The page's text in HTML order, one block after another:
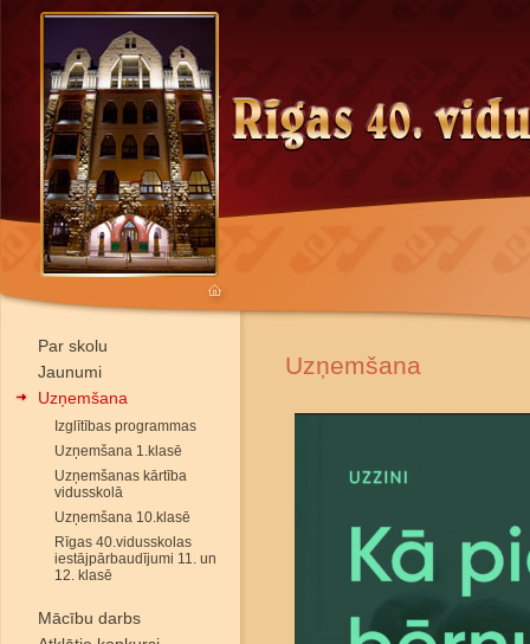
Par skolu
Jaunumi
Uzņemšana
Izglītības programmas
Uzņemšana 1.klasē
Uzņemšanas kārtība
vidusskolā
Uzņemšana 10.klasē
Rīgas 40.vidusskolas
iestājpārbaudījumi 11. un
12. klasē
Mācību darbs
Uzņemšana